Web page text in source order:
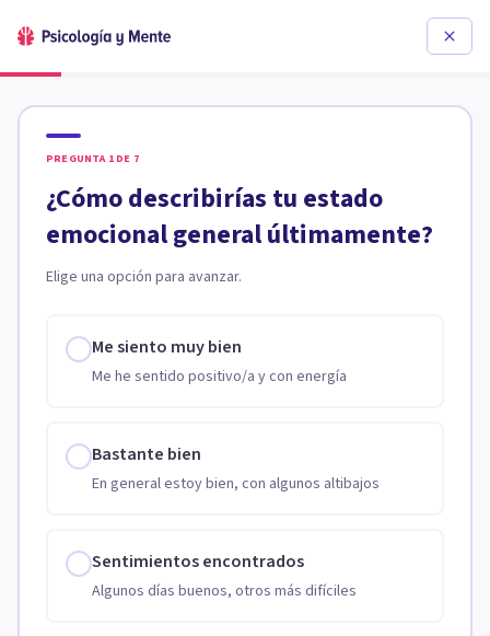
PREGUNTA 1 DE 7
¿Cómo describirías tu estado
emocional general últimamente?
Elige una opción para avanzar.
Me siento muy bien
Me he sentido positivo/a y con energía
Bastante bien
En general estoy bien, con algunos altibajos
Sentimientos encontrados
Algunos días buenos, otros más difíciles